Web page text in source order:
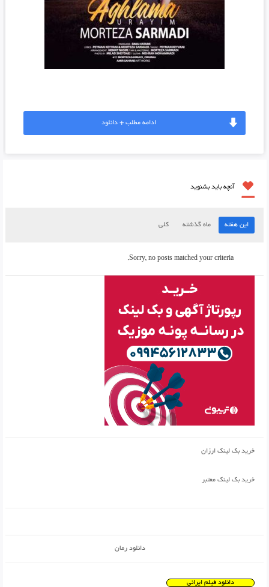
ادامه مطلب + دانلود
آنچه باید بشنوید
این هفته ماه گذشته کلی
Sorry, no posts matched your criteria.
خرید بک لینک ارزان
خرید بک لینک معتبر
دانلود رمان
دانلود فیلم ایرانی